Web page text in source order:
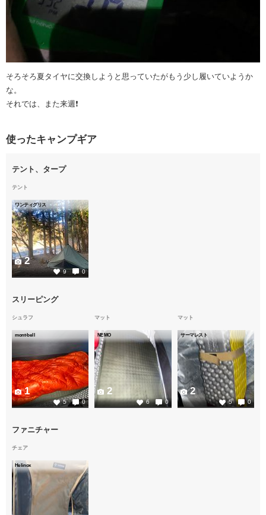
そろそろ夏タイヤに交換しようと思っていたがもう少し履いていようか
な。
それでは、また来週❗️
使ったキャンプギア
テント、タープ
テント
ワンティグリス
9 0
2
スリーピング
シュラフ
mont-bell
5 0
1
マット
NEMO
6 0
2
マット
サーマレスト
5 0
2
ファニチャー
チェア
Helinox